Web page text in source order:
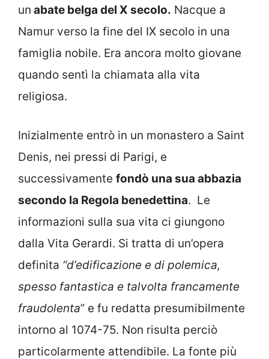
un abate belga del X secolo. Nacque a
Namur verso la fine del IX secolo in una
famiglia nobile. Era ancora molto giovane
quando sentì la chiamata alla vita
religiosa.
Inizialmente entrò in un monastero a Saint
Denis, nei pressi di Parigi, e
successivamente fondò una sua abbazia
secondo la Regola benedettina. Le
informazioni sulla sua vita ci giungono
dalla Vita Gerardi. Si tratta di un’opera
definita “d’edificazione e di polemica,
spesso fantastica e talvolta francamente
fraudolenta” e fu redatta presumibilmente
intorno al 1074-75. Non risulta perciò
particolarmente attendibile. La fonte più